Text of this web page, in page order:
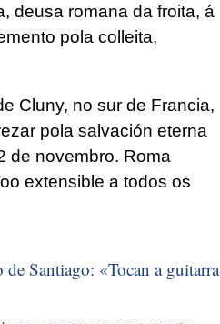
deusa romana da froita, á
pola colleita,
Cluny, no sur de Francia,
pola salvación eterna
de novembro. Roma
extensible a todos os
de Santiago: «Tocan a guitarra